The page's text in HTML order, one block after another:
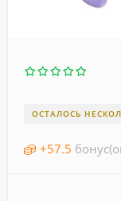
ОСТАЛОСЬ
+57.5